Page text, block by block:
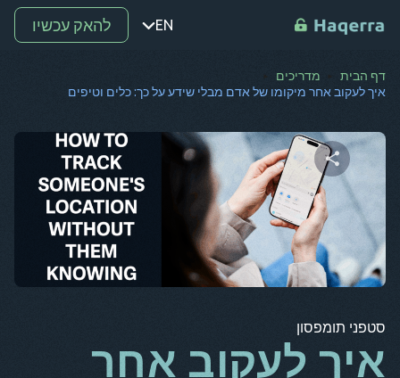
EN
נקודה
רו
SV
קו
BG
להאק עכשיו
דף הבית
מדריכים
איך לעקוב אחר מיקומו של אדם מבלי שידע על כך: כלים וטיפים
שתף מאמר זה
טוויטר פייסבוק העתק קישור
סטפני תומפסון
איך לעקוב אחר